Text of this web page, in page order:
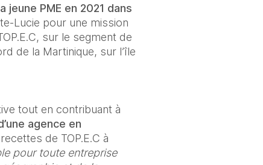
PME en 2021 dans
Lucie pour une mission
sur le segment de
de la Martinique, sur l’île
tout en contribuant à
agence en
de TOP.E.C à
pour toute entreprise